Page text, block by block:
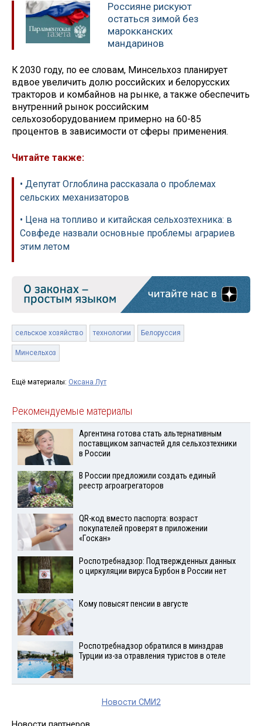
Россияне рискуют
остаться зимой без
марокканских
мандаринов
К 2030 году, по ее словам, Минсельхоз планирует
вдвое увеличить долю российских и белорусских
тракторов и комбайнов на рынке, а также обеспечить
внутренний рынок российским
сельхозоборудованием примерно на 60-85
процентов в зависимости от сферы применения.
Читайте также:
• Депутат Оглоблина рассказала о проблемах
сельских механизаторов
• Цена на топливо и китайская сельхозтехника: в
Совфеде назвали основные проблемы аграриев
этим летом
сельское хозяйство технологии Белоруссия
Минсельхоз
Ещё материалы: Оксана Лут
Рекомендуемые материалы
Аргентина готова стать альтернативным
поставщиком запчастей для сельхозтехники
в России
В России предложили создать единый
реестр агроагрегаторов
QR-код вместо паспорта: возраст
покупателей проверят в приложении
«Госкан»
Роспотребнадзор: Подтвержденных данных
о циркуляции вируса Бурбон в России нет
Кому повысят пенсии в августе
Роспотребнадзор обратился в минздрав
Турции из-за отравления туристов в отеле
Новости СМИ2